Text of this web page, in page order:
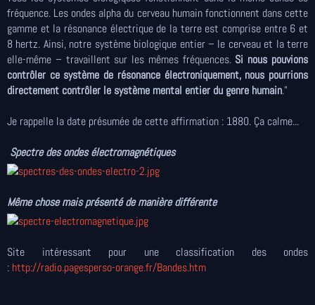
fréquence. Les ondes alpha du cerveau humain fonctionnent dans cette
gamme et la résonance électrique de la terre est comprise entre 6 et
8 hertz. Ainsi, notre système biologique entier – le cerveau et la terre
elle-même – travaillent sur les mêmes fréquences. Si nous pouvions
contrôler ce système de résonance électroniquement, nous pourrions
directement contrôler le système mental entier du genre humain."
Je rappelle la date présumée de cette affirmation : 1880. Ça calme...
Spectre des ondes électromagnétiques
Même chose mais présenté de manière différente
Site intéressant pour une classification des ondes
: http://radio.pagesperso-orange.fr/Bandes.htm